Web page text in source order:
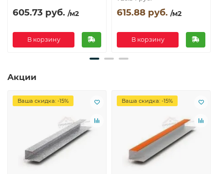
605.73 руб. /м2
В корзину
615.88 руб. /м2
В корзину
Акции
Ваша скидка: -15% Ваша скидка: -15%